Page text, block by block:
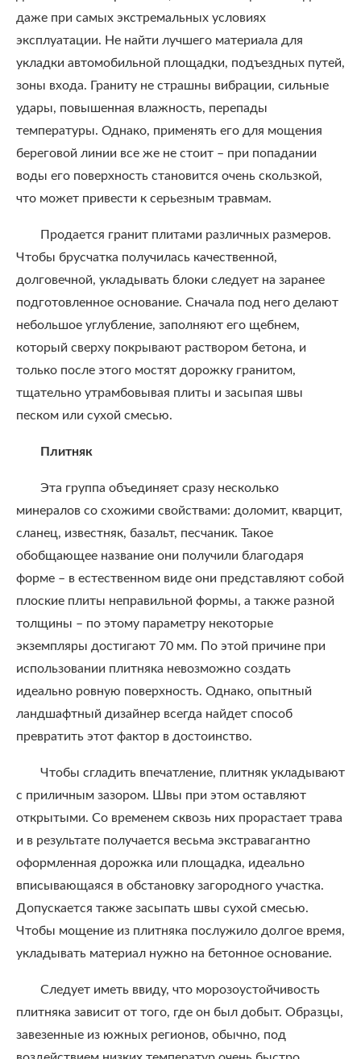
даже при самых экстремальных условиях
эксплуатации. Не найти лучшего материала для
укладки автомобильной площадки, подъездных путей,
зоны входа. Граниту не страшны вибрации, сильные
удары, повышенная влажность, перепады
температуры. Однако, применять его для мощения
береговой линии все же не стоит – при попадании
воды его поверхность становится очень скользкой,
что может привести к серьезным травмам.
Продается гранит плитами различных размеров.
Чтобы брусчатка получилась качественной,
долговечной, укладывать блоки следует на заранее
подготовленное основание. Сначала под него делают
небольшое углубление, заполняют его щебнем,
который сверху покрывают раствором бетона, и
только после этого мостят дорожку гранитом,
тщательно утрамбовывая плиты и засыпая швы
песком или сухой смесью.
Плитняк
Эта группа объединяет сразу несколько
минералов со схожими свойствами: доломит, кварцит,
сланец, известняк, базальт, песчаник. Такое
обобщающее название они получили благодаря
форме – в естественном виде они представляют собой
плоские плиты неправильной формы, а также разной
толщины – по этому параметру некоторые
экземпляры достигают 70 мм. По этой причине при
использовании плитняка невозможно создать
идеально ровную поверхность. Однако, опытный
ландшафтный дизайнер всегда найдет способ
превратить этот фактор в достоинство.
Чтобы сгладить впечатление, плитняк укладывают
с приличным зазором. Швы при этом оставляют
открытыми. Со временем сквозь них прорастает трава
и в результате получается весьма экстравагантно
оформленная дорожка или площадка, идеально
вписывающаяся в обстановку загородного участка.
Допускается также засыпать швы сухой смесью.
Чтобы мощение из плитняка послужило долгое время,
укладывать материал нужно на бетонное основание.
Следует иметь ввиду, что морозоустойчивость
плитняка зависит от того, где он был добыт. Образцы,
завезенные из южных регионов, обычно, под